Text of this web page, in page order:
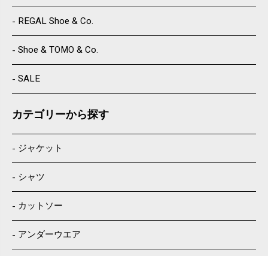
REGAL Shoe & Co.
Shoe & TOMO & Co.
SALE
カテゴリーから探す
ジャケット
シャツ
カットソー
アンダーウエア